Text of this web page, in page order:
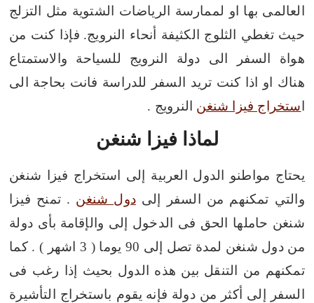
العالمى بها او لممارسة الرياضات الشتوية مثل التزلج
حيث تغطي الثلوج الكثيفة أنحاء النرويج. فإذا كنت من
هواة السفر الى دولة النرويج للسياحة والاستمتاع
هناك او اذا كنت تريد السفر للدراسة فانت بحاجة الى
ستخراج فيزا شنغن النرويج .
لماذا فيزا شنغن
يحتاج مواطنو الدول العربية إلى استخراج فيزا شنغن
والتي تمكنهم من السفر إلىدول شنغن . تمنح فيزا
شنغن حاملها الحق فى الدخول إلى والإقامة بأى دولة
من دول شنغن لمدة تصل إلى 90 يوما ( 3 اشهر ) . كما
تمكنهم من التنقل بين هذه الدول بحيث إذا رغب فى
السفر إلى أكثر من دولة فإنه يقوم باستخراج التأشيرة